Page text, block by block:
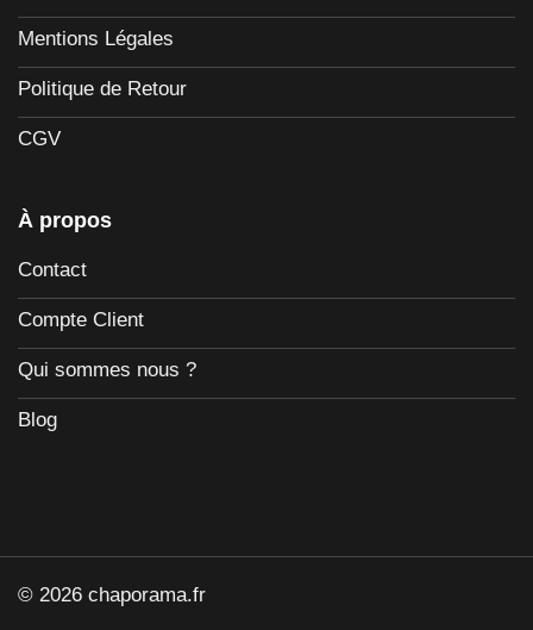
Mentions Légales
Politique de Retour
CGV
À propos
Contact
Compte Client
Qui sommes nous ?
Blog
© 2026 chaporama.fr